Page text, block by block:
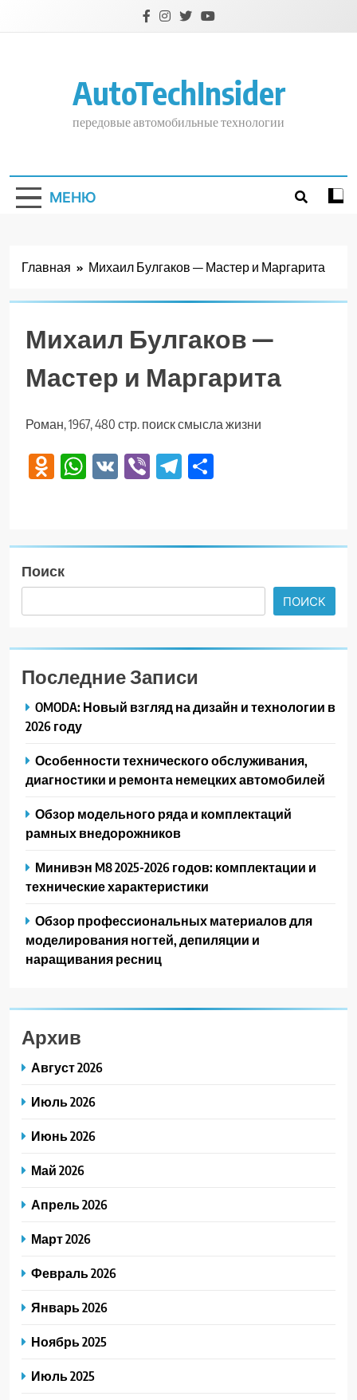
AutoTechInsider
передовые автомобильные технологии
МЕНЮ
Главная Михаил Булгаков — Мастер и Маргарита
Михаил Булгаков —
Мастер и Маргарита
Роман, 1967, 480 стр. поиск смысла жизни
Odnoklassniki
WhatsApp
VK ViberTelegram
Поиск
ПОИСК
Последние Записи
OMODA: Новый взгляд на дизайн и технологии в
2026 году
Особенности технического обслуживания,
диагностики и ремонта немецких автомобилей
Обзор модельного ряда и комплектаций
рамных внедорожников
Минивэн M8 2025-2026 годов: комплектации и
технические характеристики
Обзор профессиональных материалов для
моделирования ногтей, депиляции и
наращивания ресниц
Архив
Август 2026
Июль 2026
Июнь 2026
Май 2026
Апрель 2026
Март 2026
Февраль 2026
Январь 2026
Ноябрь 2025
Июль 2025